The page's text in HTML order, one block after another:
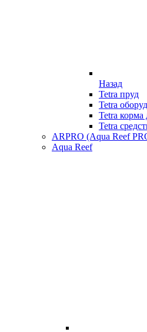
Назад
Tetra пруд
Tetra
Tetra
Tetra
ARPRO (Aqua Reef
Aqua Reef